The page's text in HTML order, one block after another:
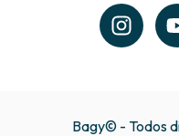
Bagy© - Todos